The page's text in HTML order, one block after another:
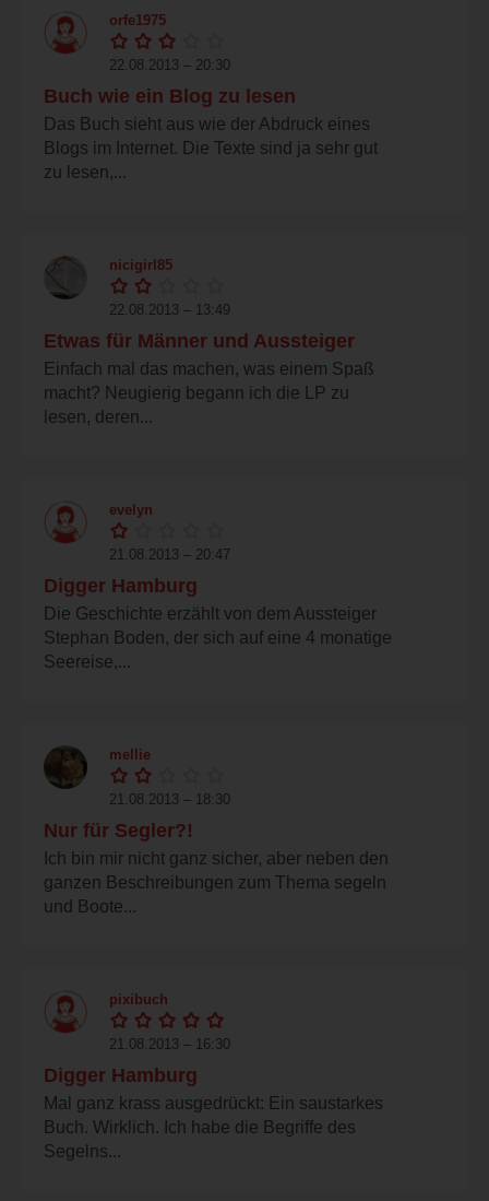
orfe1975
22.08.2013 – 20:30
Buch wie ein Blog zu lesen
Das Buch sieht aus wie der Abdruck eines
Blogs im Internet. Die Texte sind ja sehr gut
zu lesen,...
nicigirl85
22.08.2013 – 13:49
Etwas für Männer und Aussteiger
Einfach mal das machen, was einem Spaß
macht? Neugierig begann ich die LP zu
lesen, deren...
evelyn
21.08.2013 – 20:47
Digger Hamburg
Die Geschichte erzählt von dem Aussteiger
Stephan Boden, der sich auf eine 4 monatige
Seereise,...
mellie
21.08.2013 – 18:30
Nur für Segler?!
Ich bin mir nicht ganz sicher, aber neben den
ganzen Beschreibungen zum Thema segeln
und Boote...
pixibuch
21.08.2013 – 16:30
Digger Hamburg
Mal ganz krass ausgedrückt: Ein saustarkes
Buch. Wirklich. Ich habe die Begriffe des
Segelns...